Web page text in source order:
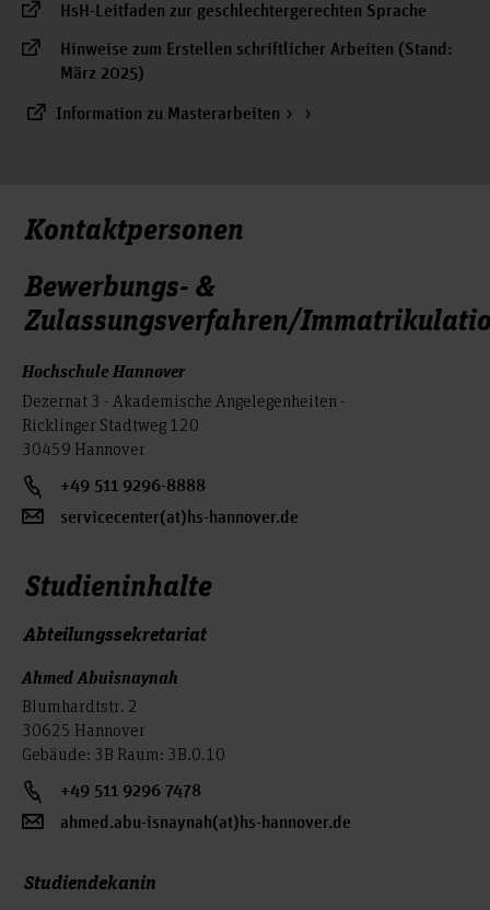
HsH-Leitfaden zur geschlechtergerechten Sprache
Hinweise zum Erstellen schriftlicher Arbeiten (Stand:
März 2025)
Information zu Masterarbeiten
Kontaktpersonen
Bewerbungs- &
Zulassungsverfahren/
Hochschule Hannover
Dezernat 3 - Akademische Angelegenheiten -
Ricklinger Stadtweg 120
30459 Hannover
+49 511 9296-8888
servicecenter(at)hs-hannover.de
Studieninhalte
Abteilungssekretariat
Ahmed Abuisnaynah
Blumhardtstr. 2
30625 Hannover
Gebäude: 3B Raum: 3B.0.10
+49 511 9296 7478
ahmed.abu-isnaynah(at)hs-hannover.de
Studiendekanin